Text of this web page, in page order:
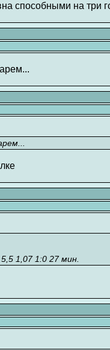
способными на три
1,07 1:0 27 мин.